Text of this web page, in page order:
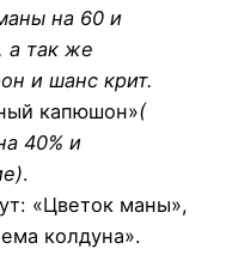
на 60 и
а так же
и шанс крит.
капюшон»(
40% и
.
«Цветок маны»,
колдуна».